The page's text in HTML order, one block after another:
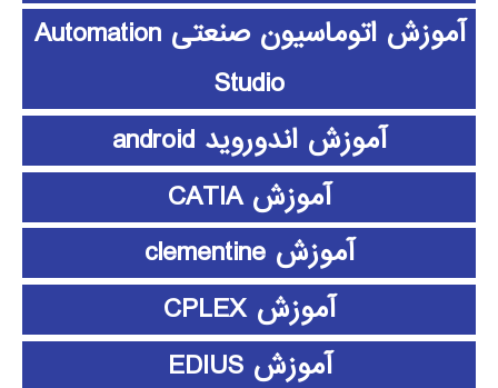
آموزش اتوماسیون صنعتی Automation
Studio
آموزش اندوروید android
آموزش CATIA
آموزش clementine
آموزش CPLEX
آموزش EDIUS